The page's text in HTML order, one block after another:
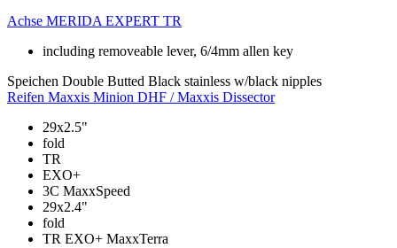
Achse MERIDA EXPERT TR
including removeable lever, 6/4mm allen key
Speichen Double Butted Black stainless w/black nipples
Reifen Maxxis Minion DHF / Maxxis Dissector
29x2.5"
fold
TR
EXO+
3C MaxxSpeed
29x2.4"
fold
TR EXO+ MaxxTerra